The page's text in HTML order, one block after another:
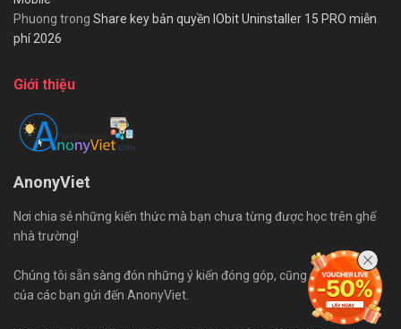
Phuong trong Share key bản quyền IObit Uninstaller 15 PRO miễn
phí 2026
Giới thiệu
AnonyViet
Nơi chia sẻ những kiến thức mà bạn chưa từng được học trên ghế
nhà trường!
Chúng tôi sẵn sàng đón những ý kiến đóng góp, cũng như bài viết
của các bạn gửi đến AnonyViet.